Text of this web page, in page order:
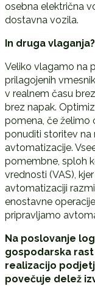
osebna električna
dostavna vozila.
In druga vlaganja?
Veliko vlagamo na
prilagojenih
v realnem času
brez napak.
pomena, če želimo
ponuditi storitev na
avtomatizacije.
pomembne, sploh
vrednosti (VAS),
avtomatizaciji
enostavne
pripravljamo
Na poslovanje
gospodarska
realizacijo
povečuje delež